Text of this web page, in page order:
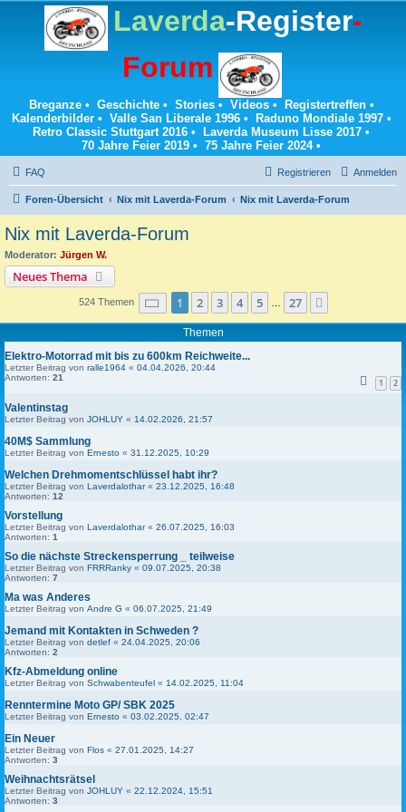
Laverda-Register-
Forum
Breganze• Geschichte• Stories• Videos• Registertreffen•
Kalenderbilder• Valle San Liberale 1996• Raduno Mondiale 1997•
Retro Classic Stuttgart 2016 • Laverda Museum Lisse 2017 •
70 Jahre Feier 2019 • 75 Jahre Feier 2024•
FAQ Anmelden
Registrieren
Foren-Übersicht Nix mit Laverda-Forum Nix mit Laverda-Forum
Nix mit Laverda-Forum
Moderator: Jürgen W.
Neues Thema
524 Themen Seite 1von 27
1 2 3 4 5 27
Themen
Elektro-Motorrad mit bis zu 600km Reichweite...
Letzter Beitrag von ralle1964 « 04.04.2026, 20:44
Antworten: 21 1 2
Valentinstag
Letzter Beitrag von JOHLUY « 14.02.2026, 21:57
40M$ Sammlung
Letzter Beitrag von Ernesto « 31.12.2025, 10:29
Welchen Drehmomentschlüssel habt ihr?
Letzter Beitrag von Laverdalothar« 23.12.2025, 16:48
Antworten: 12
Vorstellung
Letzter Beitrag von Laverdalothar« 26.07.2025, 16:03
Antworten: 1
So die nächste Streckensperrung _ teilweise
Letzter Beitrag von FRRRanky « 09.07.2025, 20:38
Antworten: 7
Ma was Anderes
Letzter Beitrag von Andre G « 06.07.2025, 21:49
Jemand mit Kontakten in Schweden ?
Letzter Beitrag von detlef « 24.04.2025, 20:06
Antworten: 2
Kfz-Abmeldung online
Letzter Beitrag von Schwabenteufel « 14.02.2025, 11:04
Renntermine Moto GP/ SBK 2025
Letzter Beitrag von Ernesto « 03.02.2025, 02:47
Ein Neuer
Letzter Beitrag von Flos « 27.01.2025, 14:27
Antworten: 3
Weihnachtsrätsel
Letzter Beitrag von JOHLUY « 22.12.2024, 15:51
Antworten: 3